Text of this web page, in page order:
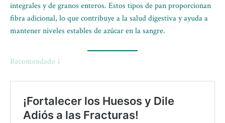
integrales y de granos enteros. Estos tipos de pan proporcionan
fibra adicional, lo que contribuye a la salud digestiva y ayuda a
mantener niveles estables de azúcar en la sangre.
Recomendado ↓